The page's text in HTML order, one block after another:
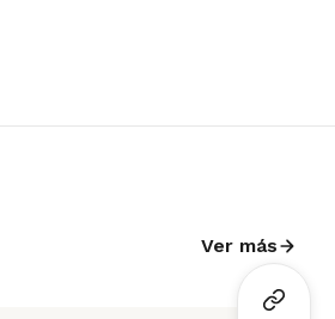
Ver más